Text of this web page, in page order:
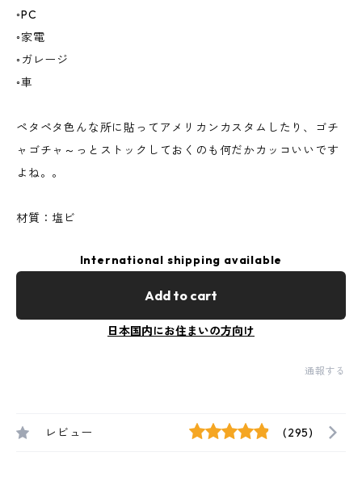
◦PC
◦家電
◦ガレージ
◦車
ペタペタ色んな所に貼ってアメリカンカスタムしたり、ゴチ
ャゴチャ～っとストックしておくのも何だかカッコいいです
よね。。
材質：塩ビ
International shipping available
Add to cart
日本国内にお住まいの方向け
通報する
レビュー (295)